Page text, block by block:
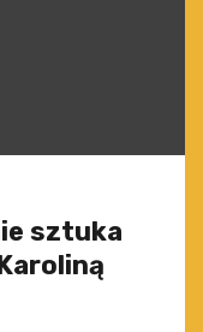
sztuka